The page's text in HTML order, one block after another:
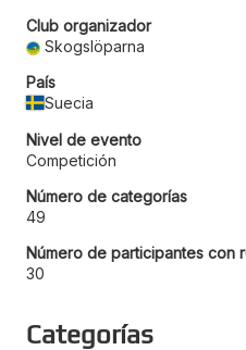
Club organizador
Skogslöparna
País
Suecia
Nivel de evento
Competición
Número de categorías
49
Número de participantes con
30
Categorías